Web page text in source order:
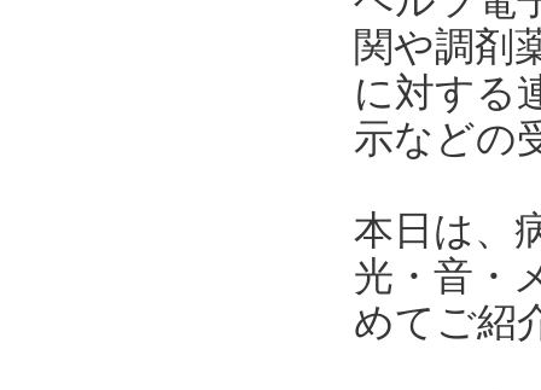
関や調剤
に対する
示などの
本日は、
光・音・
めてご紹